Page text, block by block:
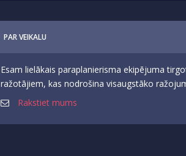
PAR VEIKALU
Esam lielākais paraplanierisma ekipējuma
ražotājiem, kas nodrošina visaugstāko
Rakstiet mums